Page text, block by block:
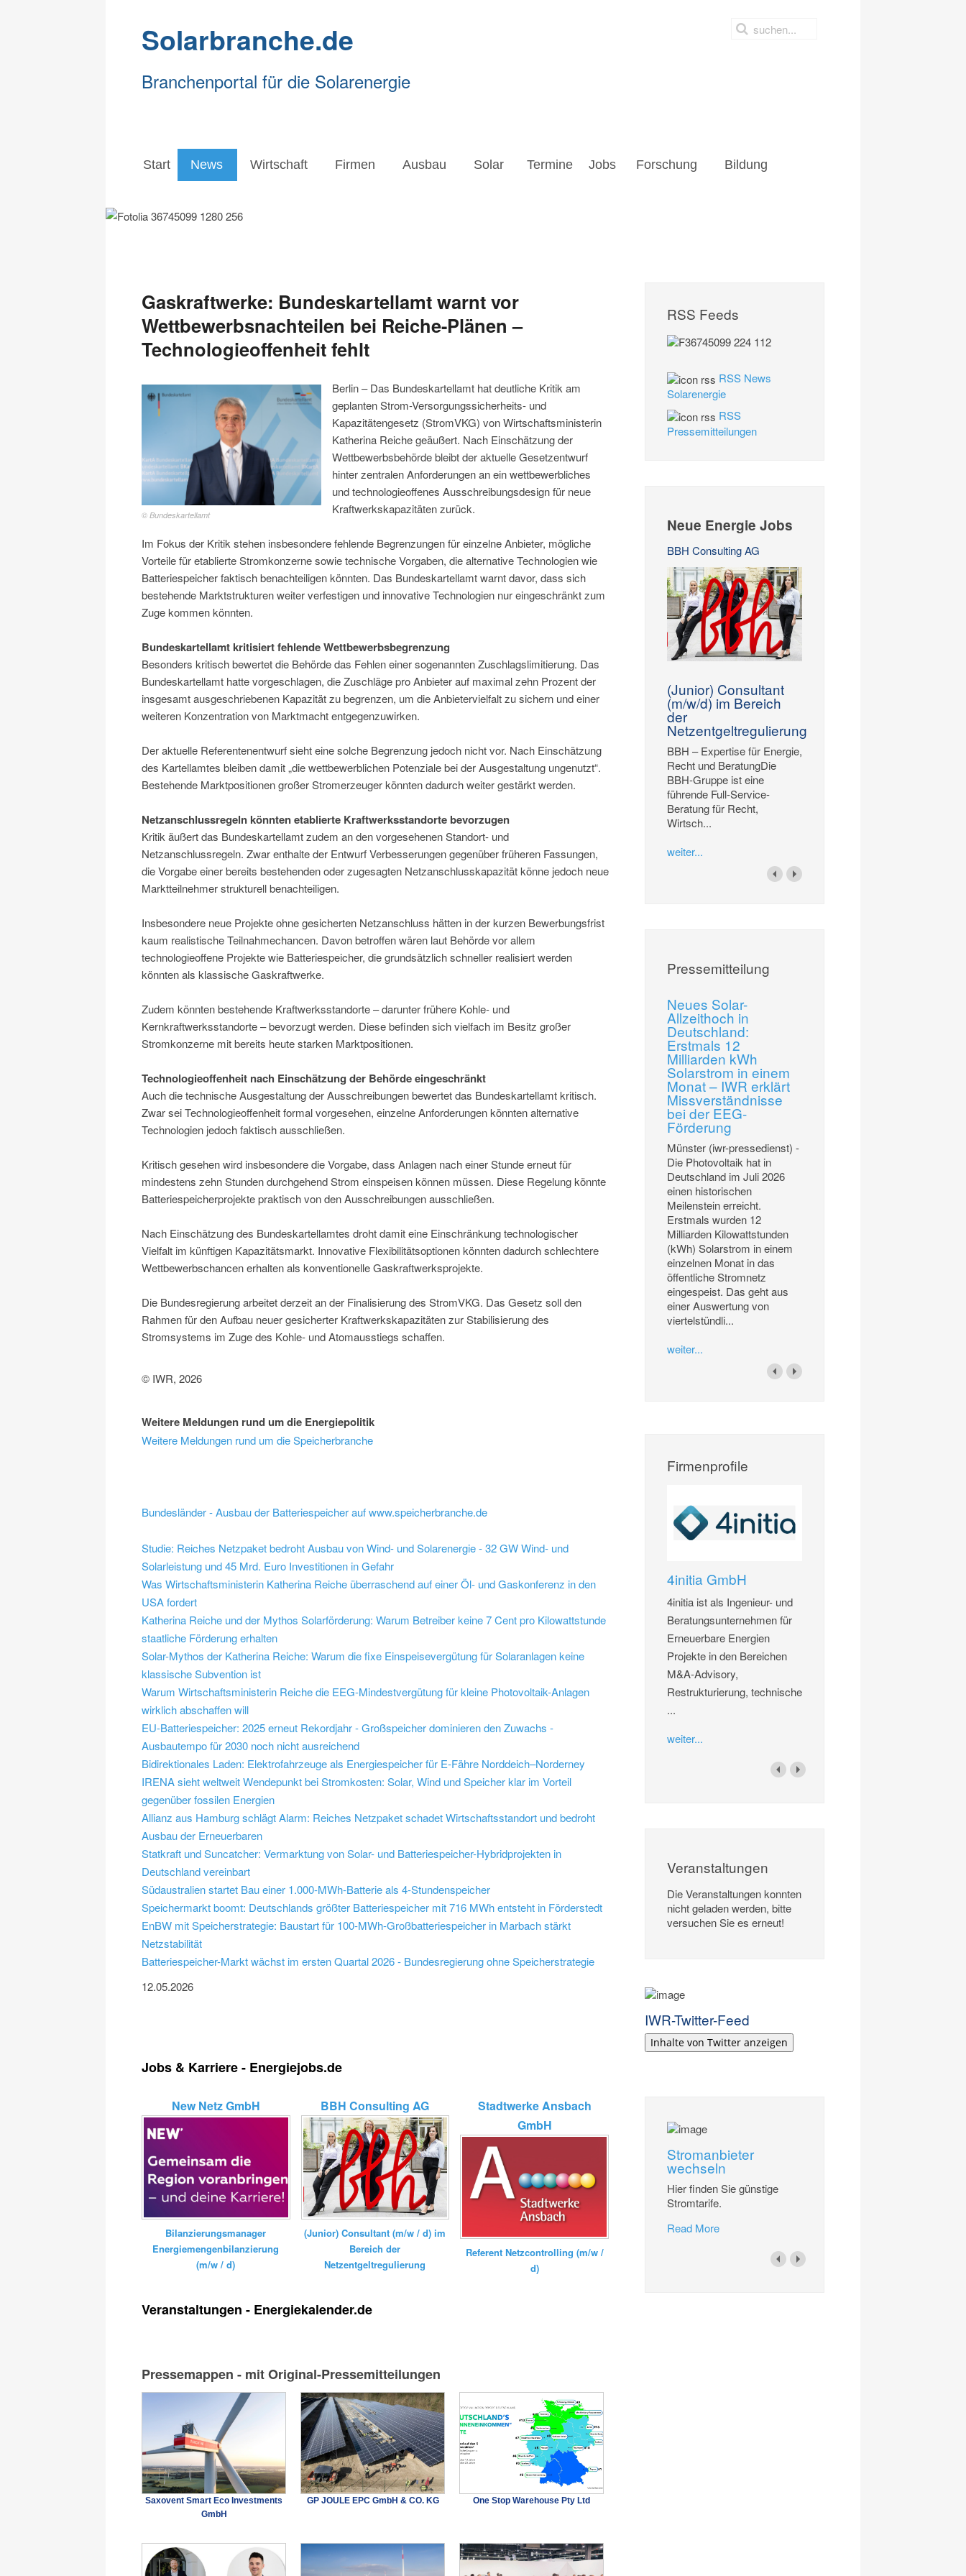
Solarbranche.de
Branchenportal für die Solarenergie
Start News Wirtschaft Firmen Ausbau Solar Termine Jobs Forschung Bildung
Gaskraftwerke: Bundeskartellamt warnt vor
Wettbewerbsnachteilen bei Reiche-Plänen –
Technologieoffenheit fehlt
© Bundeskartellamt
Berlin – Das Bundeskartellamt hat deutliche Kritik am
geplanten Strom-Versorgungssicherheits- und
Kapazitätengesetz (StromVKG) von Wirtschaftsministerin
Katherina Reiche geäußert. Nach Einschätzung der
Wettbewerbsbehörde bleibt der aktuelle Gesetzentwurf
hinter zentralen Anforderungen an ein wettbewerbliches
und technologieoffenes Ausschreibungsdesign für neue
Kraftwerkskapazitäten zurück.
Im Fokus der Kritik stehen insbesondere fehlende Begrenzungen für einzelne Anbieter, mögliche
Vorteile für etablierte Stromkonzerne sowie technische Vorgaben, die alternative Technologien wie
Batteriespeicher faktisch benachteiligen könnten. Das Bundeskartellamt warnt davor, dass sich
bestehende Marktstrukturen weiter verfestigen und innovative Technologien nur eingeschränkt zum
Zuge kommen könnten.
Bundeskartellamt kritisiert fehlende Wettbewerbsbegrenzung
Besonders kritisch bewertet die Behörde das Fehlen einer sogenannten Zuschlagslimitierung. Das
Bundeskartellamt hatte vorgeschlagen, die Zuschläge pro Anbieter auf maximal zehn Prozent der
insgesamt ausgeschriebenen Kapazität zu begrenzen, um die Anbietervielfalt zu sichern und einer
weiteren Konzentration von Marktmacht entgegenzuwirken.
Der aktuelle Referentenentwurf sieht eine solche Begrenzung jedoch nicht vor. Nach Einschätzung
des Kartellamtes bleiben damit „die wettbewerblichen Potenziale bei der Ausgestaltung ungenutzt“.
Bestehende Marktpositionen großer Stromerzeuger könnten dadurch weiter gestärkt werden.
Netzanschlussregeln könnten etablierte Kraftwerksstandorte bevorzugen
Kritik äußert das Bundeskartellamt zudem an den vorgesehenen Standort- und
Netzanschlussregeln. Zwar enthalte der Entwurf Verbesserungen gegenüber früheren Fassungen,
die Vorgabe einer bereits bestehenden oder zugesagten Netzanschlusskapazität könne jedoch neue
Marktteilnehmer strukturell benachteiligen.
Insbesondere neue Projekte ohne gesicherten Netzanschluss hätten in der kurzen Bewerbungsfrist
kaum realistische Teilnahmechancen. Davon betroffen wären laut Behörde vor allem
technologieoffene Projekte wie Batteriespeicher, die grundsätzlich schneller realisiert werden
könnten als klassische Gaskraftwerke.
Zudem könnten bestehende Kraftwerksstandorte – darunter frühere Kohle- und
Kernkraftwerksstandorte – bevorzugt werden. Diese befinden sich vielfach im Besitz großer
Stromkonzerne mit bereits heute starken Marktpositionen.
Technologieoffenheit nach Einschätzung der Behörde eingeschränkt
Auch die technische Ausgestaltung der Ausschreibungen bewertet das Bundeskartellamt kritisch.
Zwar sei Technologieoffenheit formal vorgesehen, einzelne Anforderungen könnten alternative
Technologien jedoch faktisch ausschließen.
Kritisch gesehen wird insbesondere die Vorgabe, dass Anlagen nach einer Stunde erneut für
mindestens zehn Stunden durchgehend Strom einspeisen können müssen. Diese Regelung könnte
Batteriespeicherprojekte praktisch von den Ausschreibungen ausschließen.
Nach Einschätzung des Bundeskartellamtes droht damit eine Einschränkung technologischer
Vielfalt im künftigen Kapazitätsmarkt. Innovative Flexibilitätsoptionen könnten dadurch schlechtere
Wettbewerbschancen erhalten als konventionelle Gaskraftwerksprojekte.
Die Bundesregierung arbeitet derzeit an der Finalisierung des StromVKG. Das Gesetz soll den
Rahmen für den Aufbau neuer gesicherter Kraftwerkskapazitäten zur Stabilisierung des
Stromsystems im Zuge des Kohle- und Atomausstiegs schaffen.
© IWR, 2026
Weitere Meldungen rund um die Energiepolitik
Weitere Meldungen rund um die Speicherbranche
Bundesländer - Ausbau der Batteriespeicher auf www.speicherbranche.de
Studie: Reiches Netzpaket bedroht Ausbau von Wind- und Solarenergie - 32 GW Wind- und
Solarleistung und 45 Mrd. Euro Investitionen in Gefahr
Was Wirtschaftsministerin Katherina Reiche überraschend auf einer Öl- und Gaskonferenz in den
USA fordert
Katherina Reiche und der Mythos Solarförderung: Warum Betreiber keine 7 Cent pro Kilowattstunde
staatliche Förderung erhalten
Solar-Mythos der Katherina Reiche: Warum die fixe Einspeisevergütung für Solaranlagen keine
klassische Subvention ist
Warum Wirtschaftsministerin Reiche die EEG-Mindestvergütung für kleine Photovoltaik-Anlagen
wirklich abschaffen will
EU-Batteriespeicher: 2025 erneut Rekordjahr - Großspeicher dominieren den Zuwachs -
Ausbautempo für 2030 noch nicht ausreichend
Bidirektionales Laden: Elektrofahrzeuge als Energiespeicher für E-Fähre Norddeich–Norderney
IRENA sieht weltweit Wendepunkt bei Stromkosten: Solar, Wind und Speicher klar im Vorteil
gegenüber fossilen Energien
Allianz aus Hamburg schlägt Alarm: Reiches Netzpaket schadet Wirtschaftsstandort und bedroht
Ausbau der Erneuerbaren
Statkraft und Suncatcher: Vermarktung von Solar- und Batteriespeicher-Hybridprojekten in
Deutschland vereinbart
Südaustralien startet Bau einer 1.000-MWh-Batterie als 4-Stundenspeicher
Speichermarkt boomt: Deutschlands größter Batteriespeicher mit 716 MWh entsteht in Förderstedt
EnBW mit Speicherstrategie: Baustart für 100-MWh-Großbatteriespeicher in Marbach stärkt
Netzstabilität
Batteriespeicher-Markt wächst im ersten Quartal 2026 - Bundesregierung ohne Speicherstrategie
12.05.2026
Jobs & Karriere - Energiejobs.de
New Netz GmbH
Bilanzierungsmanager
Energiemengenbilanzierung
(m/w / d)
BBH Consulting AG
(Junior) Consultant (m/w / d) im
Bereich der
Netzentgeltregulierung
Stadtwerke Ansbach
GmbH
Referent Netzcontrolling (m/w /
d)
Veranstaltungen - Energiekalender.de
Pressemappen - mit Original-Pressemitteilungen
Saxovent Smart Eco Investments
GmbH
GP JOULE EPC GmbH & CO. KG One Stop Warehouse Pty Ltd
RSS Feeds
RSS News
Solarenergie
RSS
Pressemitteilungen
Neue Energie Jobs
BBH Consulting AG
(Junior) Consultant
(m/w/d) im Bereich
der
Netzentgeltregulierung
BBH – Expertise für Energie,
Recht und BeratungDie
BBH-Gruppe ist eine
führende Full-Service-
Beratung für Recht,
Wirtsch...
weiter...
Pressemitteilung
Neues Solar-
Allzeithoch in
Deutschland:
Erstmals 12
Milliarden kWh
Solarstrom in einem
Monat – IWR erklärt
Missverständnisse
bei der EEG-
Förderung
Münster (iwr-pressedienst) -
Die Photovoltaik hat in
Deutschland im Juli 2026
einen historischen
Meilenstein erreicht.
Erstmals wurden 12
Milliarden Kilowattstunden
(kWh) Solarstrom in einem
einzelnen Monat in das
öffentliche Stromnetz
eingespeist. Das geht aus
einer Auswertung von
viertelstündli...
weiter...
Firmenprofile
4initia GmbH
4initia ist als Ingenieur- und
Beratungsunternehmen für
Erneuerbare Energien
Projekte in den Bereichen
M&A-Advisory,
Restrukturierung, technische
...
weiter...
Veranstaltungen
Die Veranstaltungen konnten
nicht geladen werden, bitte
versuchen Sie es erneut!
IWR-Twitter-Feed
Inhalte von Twitter anzeigen
Stromanbieter
wechseln
Hier finden Sie günstige
Stromtarife.
Read More